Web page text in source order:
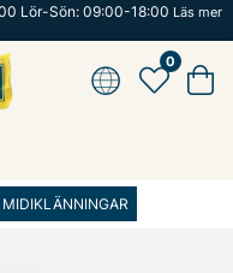
Lör-Sön: 09:00-18:00 Läs mer
0
MIDIKLÄNNINGAR